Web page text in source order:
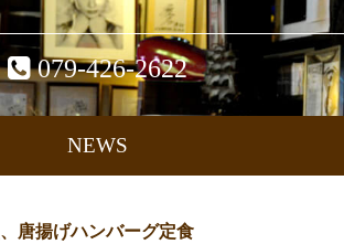
079-426-2622
NEWS
唐揚げハンバーグ定食